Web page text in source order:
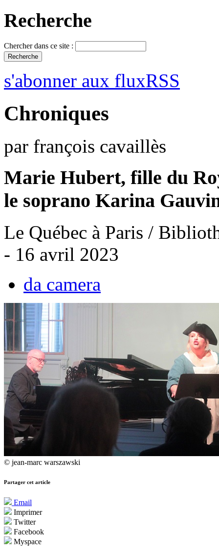
Recherche
Chercher dans ce site :
s'abonner aux fluxRSS
Chroniques
par françois cavaillès
Marie Hubert, fille du
le soprano Karina
Le Québec à Paris /
- 16 avril 2023
da camera
© jean-marc warszawski
Partager cet article
Email
Imprimer
Twitter
Facebook
Myspace